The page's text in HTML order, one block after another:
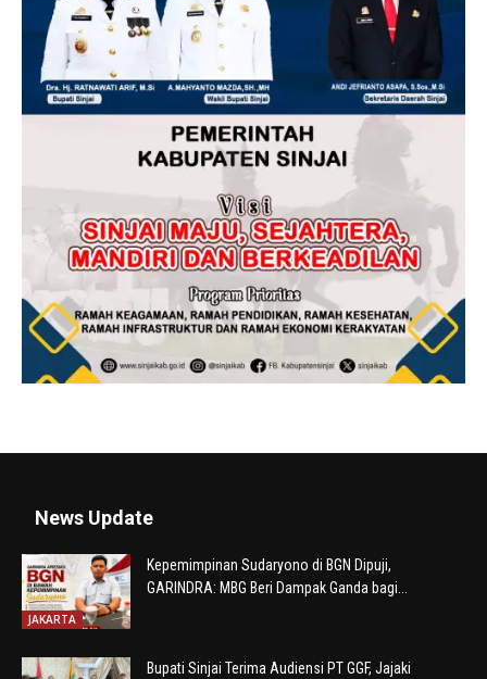
News Update
JAKARTA
Kepemimpinan Sudaryono di BGN Dipuji,
GARINDRA: MBG Beri Dampak Ganda bagi...
Bupati Sinjai Terima Audiensi PT GGF, Jajaki